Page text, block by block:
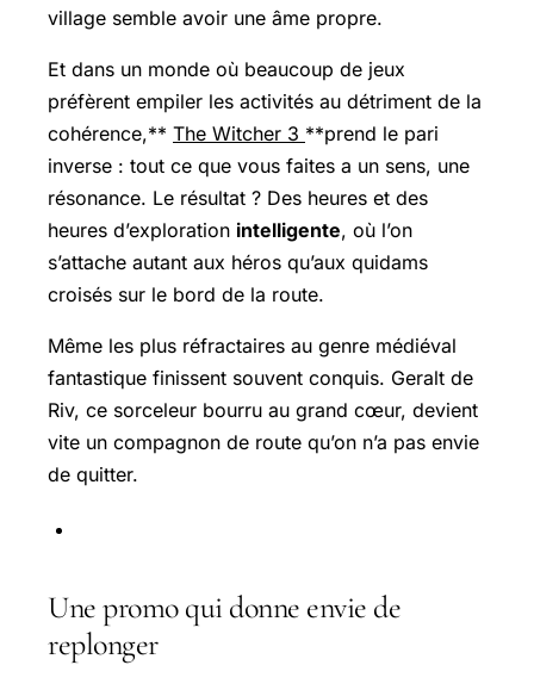
village semble avoir une âme propre.
Et dans un monde où beaucoup de jeux
préfèrent empiler les activités au détriment de la
cohérence,** The Witcher 3 **prend le pari
inverse : tout ce que vous faites a un sens, une
résonance. Le résultat ? Des heures et des
heures d’exploration intelligente, où l’on
s’attache autant aux héros qu’aux quidams
croisés sur le bord de la route.
Même les plus réfractaires au genre médiéval
fantastique finissent souvent conquis. Geralt de
Riv, ce sorceleur bourru au grand cœur, devient
vite un compagnon de route qu’on n’a pas envie
de quitter.
Une promo qui donne envie de
replonger